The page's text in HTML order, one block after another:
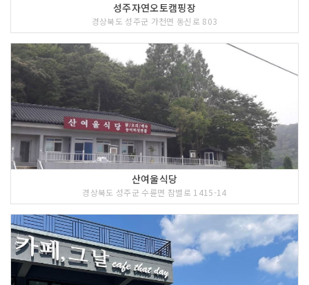
성주자연오토캠핑장
경상북도 성주군 가천면 동신로 803
산여울식당
경상북도 성주군 수륜면 참별로 1415-14